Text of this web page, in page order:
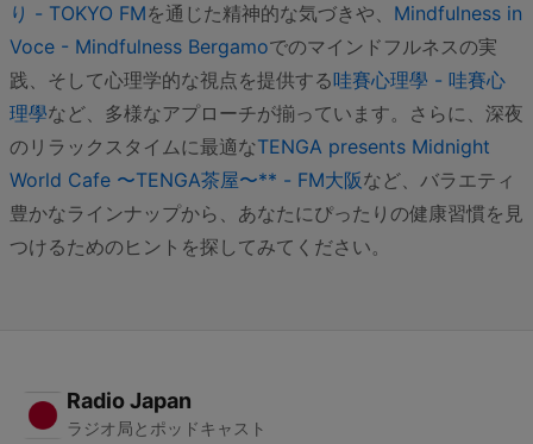
り - TOKYO FMを通じた精神的な気づきや、 Mindfulness in
Voce - Mindfulness Bergamoでのマインドフルネスの実
践、そして心理学的な視点を提供する哇賽心理學 - 哇賽心
理學など、多様なアプローチが揃っています。さらに、深夜
のリラックスタイムに最適なTENGA presents Midnight
World Cafe 〜TENGA茶屋〜** - FM大阪など、バラエティ
豊かなラインナップから、あなたにぴったりの健康習慣を見
つけるためのヒントを探してみてください。
Radio Japan
ラジオ局とポッドキャスト